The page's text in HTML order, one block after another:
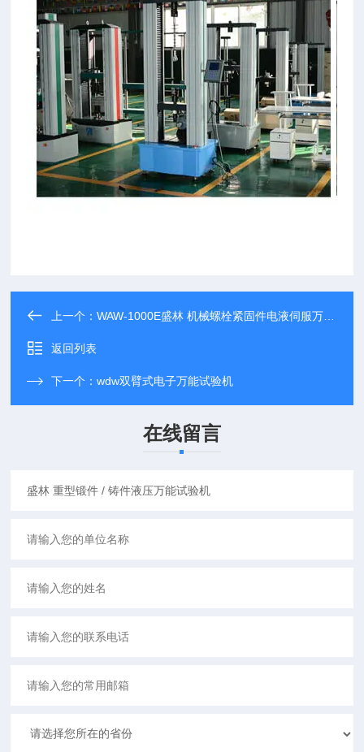
上一个：WAW-1000E盛林 机械螺栓紧固件电液伺服万能试验机
返回列表
下一个：wdw双臂式电子万能试验机
在线留言